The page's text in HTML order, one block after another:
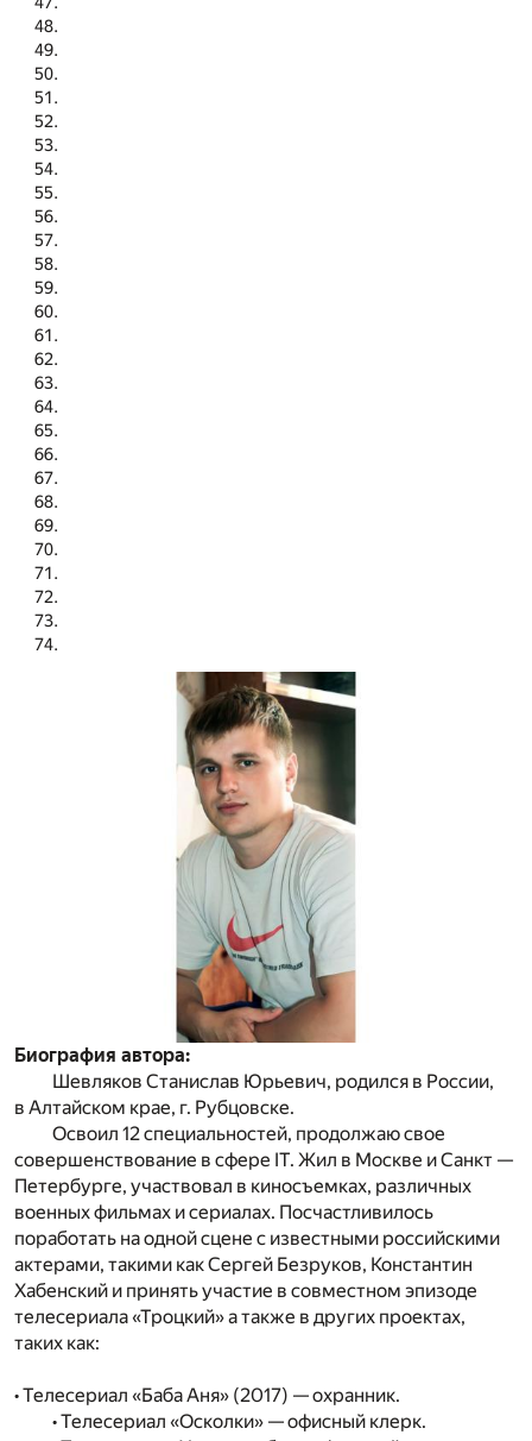
Биография автора:
Шевляков Станислав Юрьевич, родился в России,
в Алтайском крае, г. Рубцовске.
Освоил 12 специальностей, продолжаю свое
совершенствование в сфере IT. Жил в Москве и Санкт —
Петербурге, участвовал в киносъемках, различных
военных фильмах и сериалах. Посчастливилось
поработать на одной сцене с известными российскими
актерами, такими как Сергей Безруков, Константин
Хабенский и принять участие в совместном эпизоде
телесериала «Троцкий» а также в других проектах,
таких как:
• Телесериал «Баба Аня» (2017) — охранник.
• Телесериал «Осколки» — офисный клерк.